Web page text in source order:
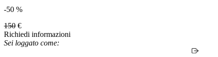
-50 %
150 €
Richiedi informazioni
Sei loggato come: